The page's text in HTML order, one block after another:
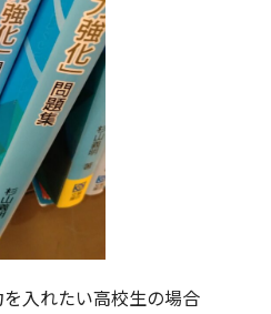
入れたい高校生の場合